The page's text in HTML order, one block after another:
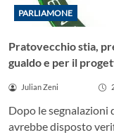
PARLIAMONE
Pratovecchio stia,
gualdo e per il
Julian Zeni
Dopo le segnalazioni
avrebbe disposto